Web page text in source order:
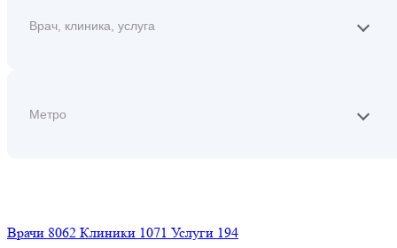
Врачи 8062 Клиники 1071 Услуги 194